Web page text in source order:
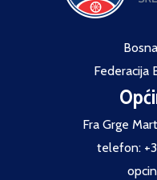
Federacija
Fra Grge
telefon: